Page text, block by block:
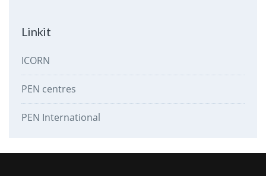
Linkit
ICORN
PEN centres
PEN International